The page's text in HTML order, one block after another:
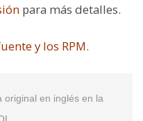
para más detalles.
y los RPM.
original en inglés en la